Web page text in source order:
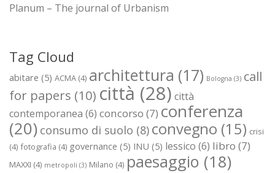
Planum – The journal of Urbanism
Tag Cloud
abitare (5) ACMA (4) architettura (17) Bologna (3) call
for papers (10) città (28) città
contemporanea (6) concorso (7) conferenza
(20) consumo di suolo (8) convegno (15) crisi
(4) fotografia (4) governance (5) INU (5) lessico (6) libro (7)
MAXXI (4) metropoli (3) Milano (4) paesaggio (18)